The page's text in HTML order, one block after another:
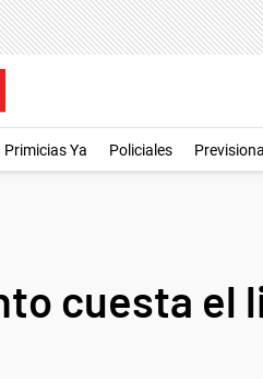
Primicias Ya Policiales Previsional
cuesta el